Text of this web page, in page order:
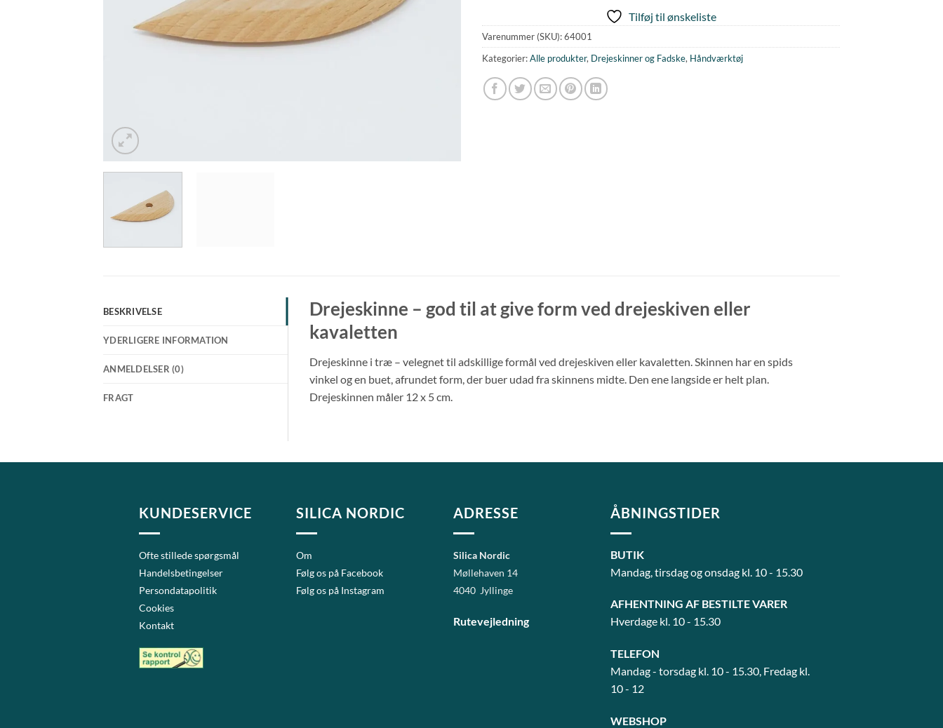
Tilføj til ønskeliste
Varenummer (SKU):64001
Kategorier:Alle produkter, Drejeskinner og Fadske, Håndværktøj
BESKRIVELSE
YDERLIGERE INFORMATION
ANMELDELSER (0)
FRAGT
Drejeskinne – god til at give form ved drejeskiven eller
kavaletten
Drejeskinne i træ – velegnet til adskillige formål ved drejeskiven eller kavaletten. Skinnen har en spids
vinkel og en buet, afrundet form, der buer udad fra skinnens midte. Den ene langside er helt plan.
Drejeskinnen måler 12 x 5 cm.
KUNDESERVICE
Ofte stillede spørgsmål
Handelsbetingelser
Persondatapolitik
Cookies
Kontakt
SILICA NORDIC
Om
Følg os på Facebook
Følg os på Instagram
ADRESSE
Silica Nordic
Møllehaven 14
4040 Jyllinge
Rutevejledning
ÅBNINGSTIDER
BUTIK
Mandag, tirsdag og onsdag kl. 10 - 15.30
AFHENTNING AF BESTILTE VARER
Hverdage kl. 10 - 15.30
TELEFON
Mandag - torsdag kl. 10 - 15.30, Fredag kl.
10 - 12
WEBSHOP